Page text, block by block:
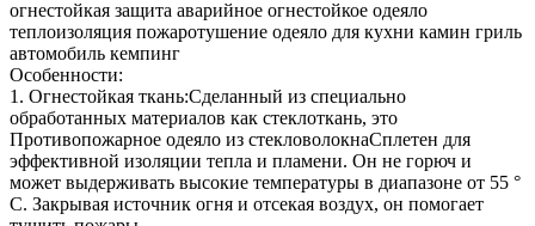
огнестойкая защита аварийное огнестойкое одеяло
теплоизоляция пожаротушение одеяло для кухни камин гриль
автомобиль кемпинг
Особенности:
1. Огнестойкая ткань:Сделанный из специально
обработанных материалов как стеклоткань, это
Противопожарное одеяло из стекловолокнаСплетен для
эффективной изоляции тепла и пламени. Он не горюч и
может выдерживать высокие температуры в диапазоне от 55 °
C. Закрывая источник огня и отсекая воздух, он помогает